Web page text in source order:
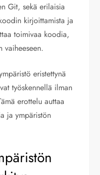
Git, sekä erilaisia
kirjoittamista ja
toimivaa koodia,
vaiheeseen.
eristettynä
työskennellä ilman
erottelu auttaa
ja ympäristön